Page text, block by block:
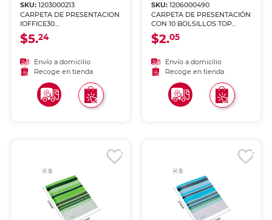
SKU:1203000213
CARPETA DE PRESENTACION
IOFFICE30
BOLSILLOSAMARILLO IO-
F305
$5.24
Envío a domicilio
Recoge en tienda
SKU: 1206000490
CARPETA DE PRESENTACIÓN
CON 10 BOLSILLOS TOP
TEAM AMARILLO
$2.05
Envío a domicilio
Recoge en tienda